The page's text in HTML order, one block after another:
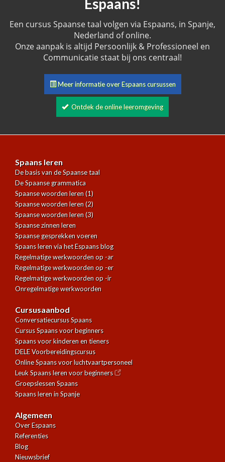
Espaans!
Een cursus Spaanse taal volgen via Espaans, in Spanje,
Nederland of online.
Onze aanpak is altijd Persoonlijk & Professioneel en
Communicatie staat bij ons centraal!
Meer informatie over Espaans cursussen
Ontdek de online leeromgeving
Spaans leren
De basis van de Spaanse taal
De Spaanse grammatica
Spaanse woorden leren (1)
Spaanse woorden leren (2)
Spaanse woorden leren (3)
Spaanse zinnen leren
Spaanse gesprekken voeren
Spaans leren via het Espaans blog
Regelmatige werkwoorden op -ar
Regelmatige werkwoorden op -er
Regelmatige werkwoorden op -ir
Onregelmatige werkwoorden
Cursusaanbod
Conversatiecursus Spaans
Cursus Spaans voor beginners
Spaans voor kinderen en tieners
DELE Voorbereidingscursus
Online Spaans voor luchtvaartpersoneel
Leuk Spaans leren voor beginners
Groepslessen Spaans
Spaans leren in Spanje
Algemeen
Over Espaans
Referenties
Blog
Nieuwsbrief